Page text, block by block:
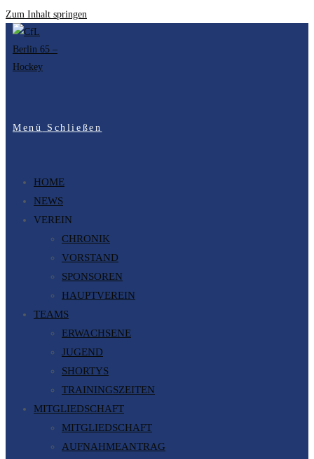
Zum Inhalt springen
Menü Schließen
HOME
NEWS
VEREIN
CHRONIK
VORSTAND
SPONSOREN
HAUPTVEREIN
TEAMS
ERWACHSENE
JUGEND
SHORTYS
TRAININGSZEITEN
MITGLIEDSCHAFT
MITGLIEDSCHAFT
AUFNAHMEANTRAG